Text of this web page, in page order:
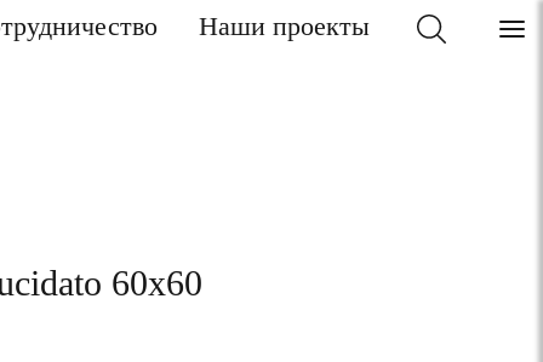
Наши проекты
60x60